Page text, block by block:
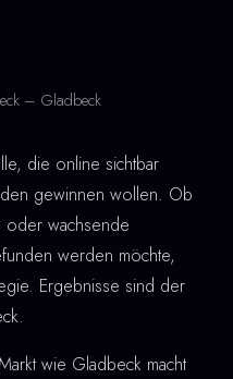
– Gladbeck
die online sichtbar
gewinnen wollen. Ob
oder wachsende
werden möchte,
Ergebnisse sind der
wie Gladbeck macht